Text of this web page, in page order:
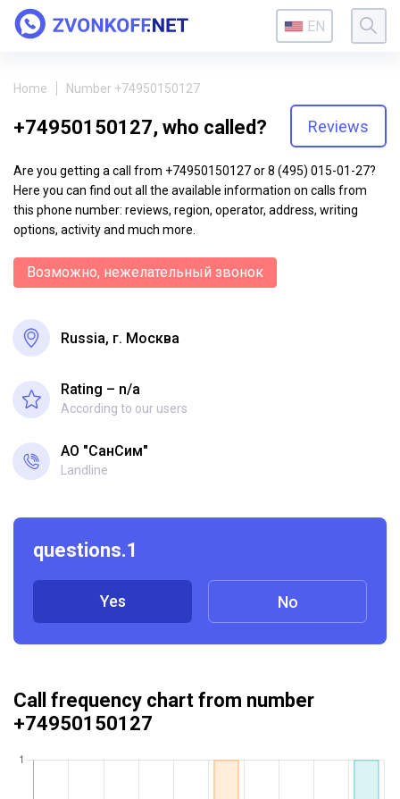
EN
Home Number +74950150127
+74950150127, who called? Reviews
Are you getting a call from +74950150127 or 8 (495) 015-01-27?
Here you can find out all the available information on calls from
this phone number: reviews, region, operator, address, writing
options, activity and much more.
Возможно, нежелательный звонок
Russia, г. Москва
Rating – n/a
According to our users
АО "СанСим"
Landline
questions.1
Yes No
Call frequency chart from number
+74950150127